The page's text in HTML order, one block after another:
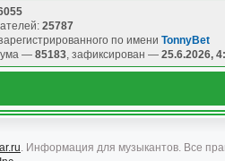
25787
по имени TonnyBet
— 85183, зафиксирован — 25.6.2026,
. Информация для музыкантов. Все